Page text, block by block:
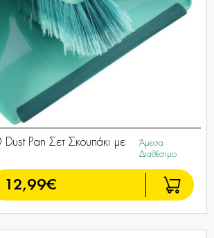
Pan Σετ Σκουπάκι με
Άμεσα
Διαθέσιμο
12,99€